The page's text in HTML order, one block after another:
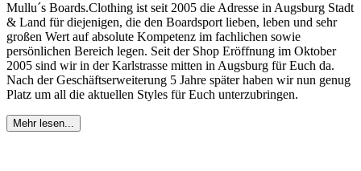
Mullu´s Boards.Clothing ist seit 2005 die Adresse in Augsburg Stadt
& Land für diejenigen, die den Boardsport lieben, leben und sehr
großen Wert auf absolute Kompetenz im fachlichen sowie
persönlichen Bereich legen. Seit der Shop Eröffnung im Oktober
2005 sind wir in der Karlstrasse mitten in Augsburg für Euch da.
Nach der Geschäftserweiterung 5 Jahre später haben wir nun genug
Platz um all die aktuellen Styles für Euch unterzubringen.
Mehr lesen...